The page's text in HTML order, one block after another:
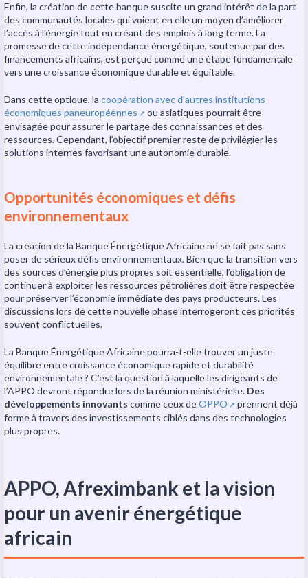
Enfin, la création de cette banque suscite un grand intérêt de la part
des communautés locales qui voient en elle un moyen d’améliorer
l’accès à l’énergie tout en créant des emplois à long terme. La
promesse de cette indépendance énergétique, soutenue par des
financements africains, est perçue comme une étape fondamentale
vers une croissance économique durable et équitable.
Dans cette optique, la coopération avec d’autres institutions
économiques paneuropéennes ↗️ ou asiatiques pourrait être
envisagée pour assurer le partage des connaissances et des
ressources. Cependant, l’objectif premier reste de privilégier les
solutions internes favorisant une autonomie durable.
Opportunités économiques et défis
environnementaux
La création de la Banque Énergétique Africaine ne se fait pas sans
poser de sérieux défis environnementaux. Bien que la transition vers
des sources d’énergie plus propres soit essentielle, l’obligation de
continuer à exploiter les ressources pétrolières doit être respectée
pour préserver l’économie immédiate des pays producteurs. Les
discussions lors de cette nouvelle phase interrogeront ces priorités
souvent conflictuelles.
La Banque Énergétique Africaine pourra-t-elle trouver un juste
équilibre entre croissance économique rapide et durabilité
environnementale ? C’est la question à laquelle les dirigeants de
l’APPO devront répondre lors de la réunion ministérielle. Des
développements innovants comme ceux deOPPO ↗️ prennent déjà
forme à travers des investissements ciblés dans des technologies
plus propres.
APPO, Afreximbank et la vision
pour un avenir énergétique
africain